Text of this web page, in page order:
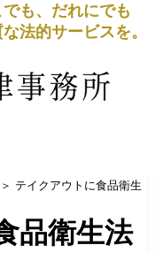
でも、だれにでも
な法的サービスを。
テイクアウトに食品衛生
品衛生法